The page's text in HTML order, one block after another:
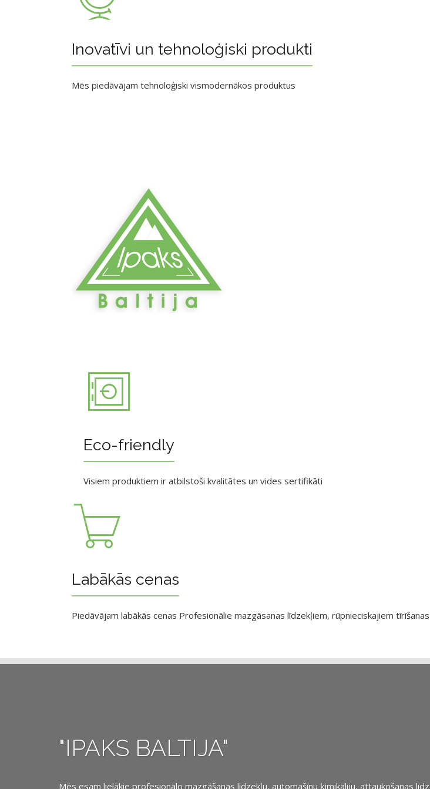
Inovatīvi un tehnoloģiski produkti
Mēs piedāvājam tehnoloģiski vismodernākos produktus
Eco-friendly
Visiem produktiem ir atbilstoši kvalitātes un vides sertifikāti
Labākās cenas
Piedāvājam labākās cenas Profesionālie mazgāsanas līdzekļiem, rūpnieciskajiem
"IPAKS BALTIJA"
Mēs esam lielākie profesionālo mazgāšanas līdzekļu, automašīnu ķimikāliju, attaukošanas